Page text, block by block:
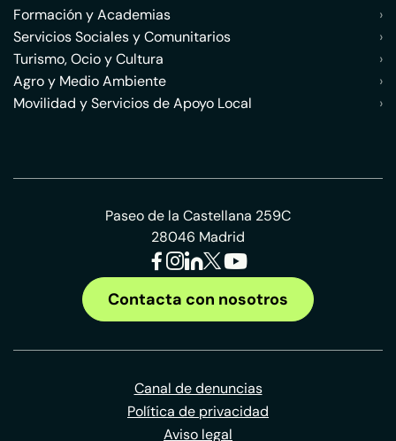
Formación y Academias
›
Servicios Sociales y Comunitarios
›
Turismo, Ocio y Cultura
›
Agro y Medio Ambiente
›
Movilidad y Servicios de Apoyo Local
›
Paseo de la Castellana 259C
28046 Madrid
Contacta con nosotros
Canal de denuncias
Política de privacidad
Aviso legal